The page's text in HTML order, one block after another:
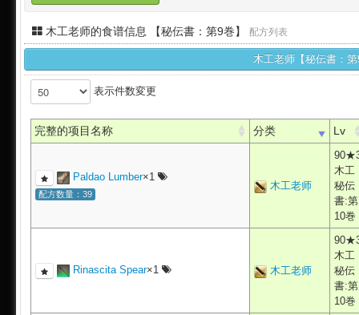
木工老师的食谱信息 【秘伝書：第9巻】 配方列表
木工老师【秘伝書：
表示件数変更
完整的项目名称 分类 Lv
Paldao Lumber×1
配方数量：39
木工老师
木工
秘伝
書:第
10巻
Rinascita Spear×1 木工老师
木工
秘伝
書:第
10巻